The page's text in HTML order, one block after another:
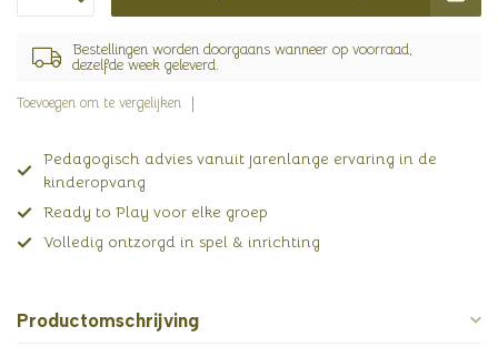
Bestellingen worden doorgaans wanneer op voorraad,
dezelfde week geleverd.
Toevoegen om te vergelijken
Pedagogisch advies vanuit jarenlange ervaring in de
kinderopvang
Ready to Play voor elke groep
Volledig ontzorgd in spel & inrichting
Productomschrijving